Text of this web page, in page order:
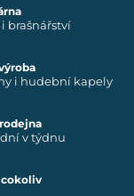
brašnářství
i hudební kapely
v týdnu
cokoliv